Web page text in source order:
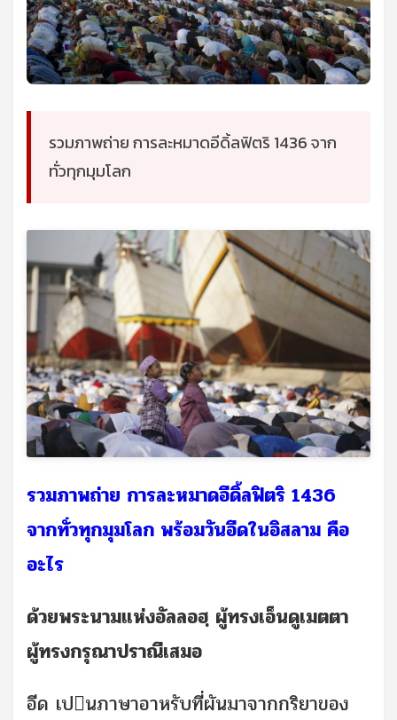
รวมภาพถ่าย การละหมาดอีดิ้ลฟิตริ 1436 จาก
ทั่วทุกมุมโลก
รวมภาพถ่าย การละหมาดอีดิ้ลฟิตริ 1436
จากทั่วทุกมุมโลก พร้อมวันอีดในอิสลาม คือ
อะไร
ด้วยพระนามแห่งอัลลอฮฺ ผู้ทรงเอ็นดูเมตตา
ผู้ทรงกรุณาปราณีเสมอ
อีด เปนภาษาอาหรับที่ผันมาจากกริยาของ